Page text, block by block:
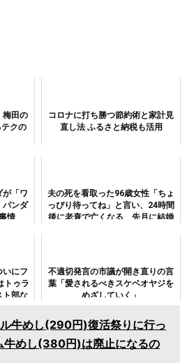
梅田の
クの
コロナに打ち勝つ節約術と家計見
直し法 ふるさと納税も活用
が「ワ
ンダ
情
夫の死を看取った96歳女性「ちょ
っぴり待ってね」と言い、24時間
後に老衰で亡くなる 先月に結婚
いにフ
トゥラ
ト部な
不適切発言の市議が開き直りの言
葉「愛されるべきスケベオヤジを
めざしていく」
牛めし(290円)復活祭りに行っ
牛めし(380円)は廃止になるの